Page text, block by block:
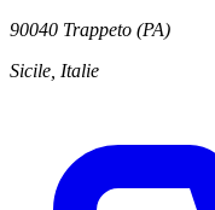
90040 Trappeto (PA)
Sicile, Italie